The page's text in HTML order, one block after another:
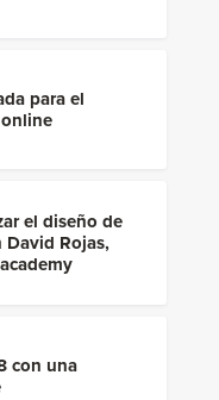
para el
el diseño de
Rojas,
con una